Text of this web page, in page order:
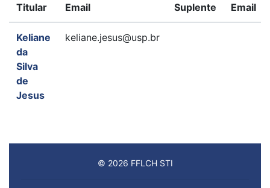
Titular Email Suplente Email
Keliane
da
Silva
de
Jesus
keliane.jesus@usp.br
© 2026 FFLCH STI